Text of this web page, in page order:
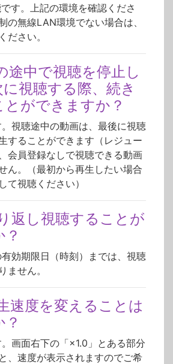
す。上記の環境を確認くださ
の無線LAN環境でない場合は、
ださい。
途中で視聴を停止し
視聴する際、続き
ができますか？
視聴途中の動画は、最後に視聴
することができます（レジュー
会員登録なしで視聴できる動画
ん。（最初から再生したい場合
て視聴ください）
返し視聴することが
効期限日（時刻）までは、視聴
ません。
速度を変えることは
画面右下の「×1.0」とある部分
、速度が表示されますのでご希